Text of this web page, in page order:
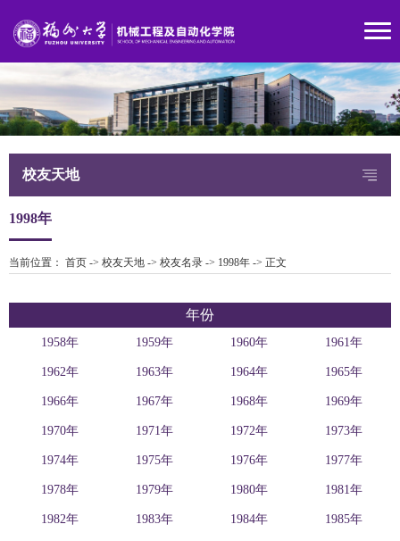
校友天地
1998年
当前位置： 首页 -> 校友天地 -> 校友名录 -> 1998年 -> 正文
年份
1958年 1959年 1960年 1961年
1962年 1963年 1964年 1965年
1966年 1967年 1968年 1969年
1970年 1971年 1972年 1973年
1974年 1975年 1976年 1977年
1978年 1979年 1980年 1981年
1982年 1983年 1984年 1985年